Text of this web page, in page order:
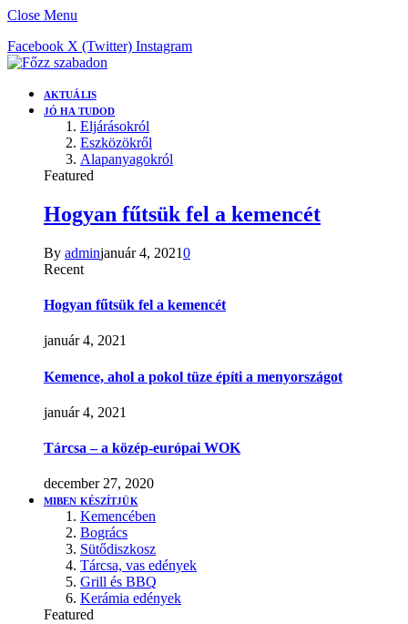
Close Menu
Facebook X (Twitter) Instagram
AKTUÁLIS
JÓ HA TUDOD
Eljárásokról
Eszközökről
Alapanyagokról
Featured
Hogyan fűtsük fel a kemencét
By adminjanuár 4, 20210
Recent
Hogyan fűtsük fel a kemencét
január 4, 2021
Kemence, ahol a pokol tüze építi a menyországot
január 4, 2021
Tárcsa – a közép-európai WOK
december 27, 2020
MIBEN KÉSZÍTJÜK
Kemencében
Bogrács
Sütődiszkosz
Tárcsa, vas edények
Grill és BBQ
Kerámia edények
Featured